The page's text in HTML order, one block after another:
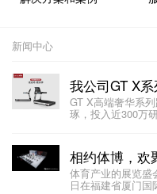
新闻中心
我公司GT X
GT X高端奢华系
琢，投入近300万
相约体博，欢
体育产业的展览盛
日在福建省厦门